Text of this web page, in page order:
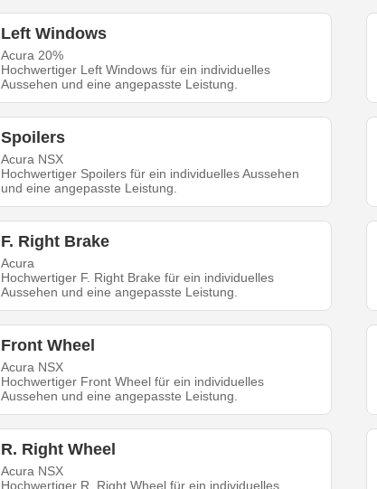
Left Windows
Acura 20%
Hochwertiger Left Windows für ein individuelles
Aussehen und eine angepasste Leistung.
Spoilers
Acura NSX
Hochwertiger Spoilers für ein individuelles Aussehen
und eine angepasste Leistung.
F. Right Brake
Acura
Hochwertiger F. Right Brake für ein individuelles
Aussehen und eine angepasste Leistung.
Front Wheel
Acura NSX
Hochwertiger Front Wheel für ein individuelles
Aussehen und eine angepasste Leistung.
R. Right Wheel
Acura NSX
Hochwertiger R. Right Wheel für ein individuelles